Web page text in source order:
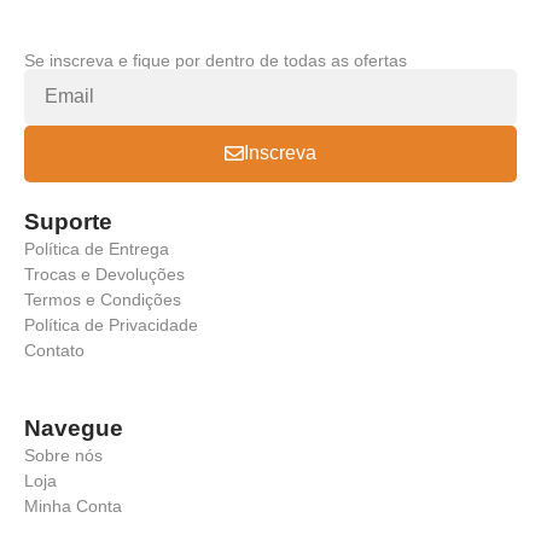
Se inscreva e fique por dentro de todas as ofertas
Inscreva
Suporte
Política de Entrega
Trocas e Devoluções
Termos e Condições
Política de Privacidade
Contato
Navegue
Sobre nós
Loja
Minha Conta